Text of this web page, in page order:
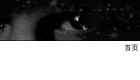
首页